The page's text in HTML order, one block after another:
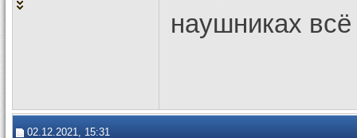
наушниках
02.12.2021, 15:31